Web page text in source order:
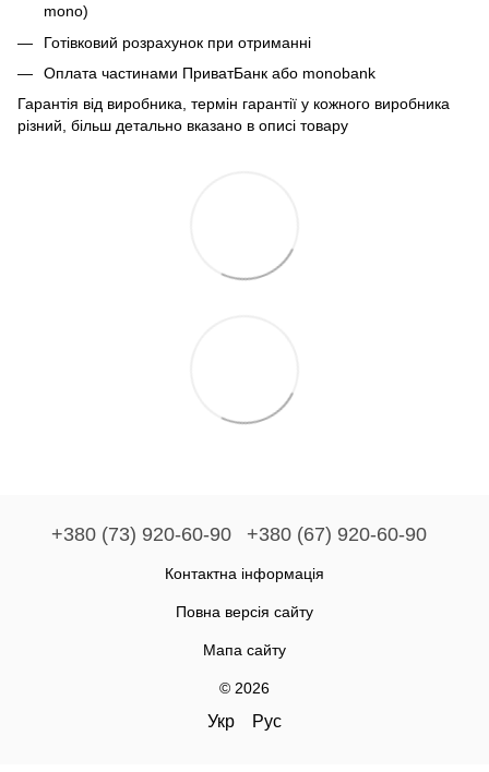
mono)
Готівковий розрахунок при отриманні
Оплата частинами ПриватБанк або monobank
Гарантія від виробника, термін гарантії у кожного виробника
різний, більш детально вказано в описі товару
+380 (73) 920-60-90 +380 (67) 920-60-90
Контактна інформація
Повна версія сайту
Мапа сайту
© 2026
Укр Рус